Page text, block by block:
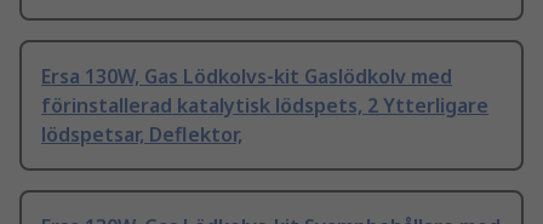
Ersa 130W, Gas Lödkolvs-kit Gaslödkolv med
förinstallerad katalytisk lödspets, 2 Ytterligare
lödspetsar, Deflektor,